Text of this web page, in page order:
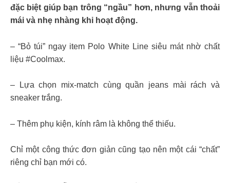
đặc biệt giúp bạn trông “ngầu” hơn, nhưng vẫn thoải
mái và nhẹ nhàng khi hoạt động.
– “Bỏ túi” ngay item Polo White Line siêu mát nhờ chất
liệu #Coolmax.
– Lựa chọn mix-match cùng quần jeans mài rách và
sneaker trắng.
– Thêm phụ kiện, kính râm là không thể thiếu.
Chỉ một công thức đơn giản cũng tạo nên một cái “chất”
riêng chỉ bạn mới có.